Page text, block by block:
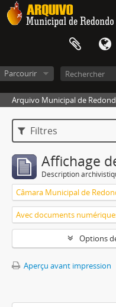
Parcourir
Arquivo Municipal de
Filtres
Affichage
Description
Câmara Municipal de
Avec documents
Options
Aperçu avant impression